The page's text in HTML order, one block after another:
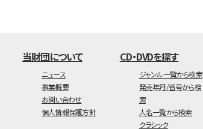
当財団について
ニュース
事業概要
お問い合わせ
個人情報保護方針
CD・DVDを探す
ジャンル一覧から検索
発売年月/番号から検
索
人名一覧から検索
クラシック